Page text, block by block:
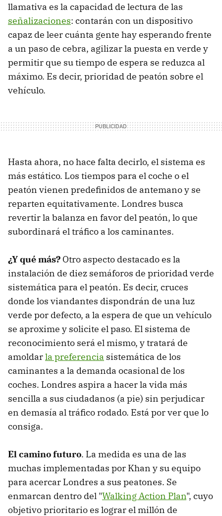
llamativa es la capacidad de lectura de las
señalizaciones: contarán con un dispositivo
capaz de leer cuánta gente hay esperando frente
a un paso de cebra, agilizar la puesta en verde y
permitir que su tiempo de espera se reduzca al
máximo. Es decir, prioridad de peatón sobre el
vehículo.
Hasta ahora, no hace falta decirlo, el sistema es
más estático. Los tiempos para el coche o el
peatón vienen predefinidos de antemano y se
reparten equitativamente. Londres busca
revertir la balanza en favor del peatón, lo que
subordinará el tráfico a los caminantes.
¿Y qué más? Otro aspecto destacado es la
instalación de diez semáforos de prioridad verde
sistemática para el peatón. Es decir, cruces
donde los viandantes dispondrán de una luz
verde por defecto, a la espera de que un vehículo
se aproxime y solicite el paso. El sistema de
reconocimiento será el mismo, y tratará de
amoldarla preferencia sistemática de los
caminantes a la demanda ocasional de los
coches. Londres aspira a hacer la vida más
sencilla a sus ciudadanos (a pie) sin perjudicar
en demasía al tráfico rodado. Está por ver que lo
consiga.
El camino futuro. La medida es una de las
muchas implementadas por Khan y su equipo
para acercar Londres a sus peatones. Se
enmarcan dentro del "Walking Action Plan", cuyo
objetivo prioritario es lograr el millón de